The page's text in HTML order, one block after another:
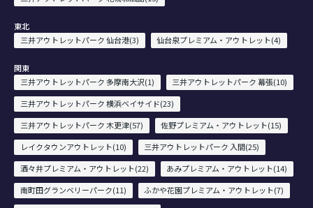
東北
三井アウトレットパーク 仙台港(3)
仙台泉プレミアム・アウトレット(4)
関東
三井アウトレットパーク 多摩南大沢(1)
三井アウトレットパーク 幕張(10)
三井アウトレットパーク 横浜ベイサイド(23)
三井アウトレットパーク 木更津(57)
佐野プレミアム・アウトレット(15)
レイクタウンアウトレット(10)
三井アウトレットパーク 入間(25)
酒々井プレミアム・アウトレット(22)
あみプレミアム・アウトレット(14)
南町田グランベリーパーク(11)
ふかや花園プレミアム・アウトレット(7)